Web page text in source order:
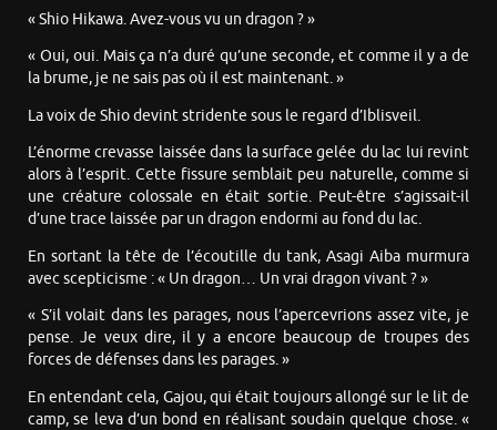
« Shio Hikawa. Avez-vous vu un dragon ? »
« Oui, oui. Mais ça n’a duré qu’une seconde, et comme il y a de
la brume, je ne sais pas où il est maintenant. »
La voix de Shio devint stridente sous le regard d’Iblisveil.
L’énorme crevasse laissée dans la surface gelée du lac lui revint
alors à l’esprit. Cette fissure semblait peu naturelle, comme si
une créature colossale en était sortie. Peut-être s’agissait-il
d’une trace laissée par un dragon endormi au fond du lac.
En sortant la tête de l’écoutille du tank, Asagi Aiba murmura
avec scepticisme : « Un dragon… Un vrai dragon vivant ? »
« S’il volait dans les parages, nous l’apercevrions assez vite, je
pense. Je veux dire, il y a encore beaucoup de troupes des
forces de défenses dans les parages. »
En entendant cela, Gajou, qui était toujours allongé sur le lit de
camp, se leva d’un bond en réalisant soudain quelque chose. «